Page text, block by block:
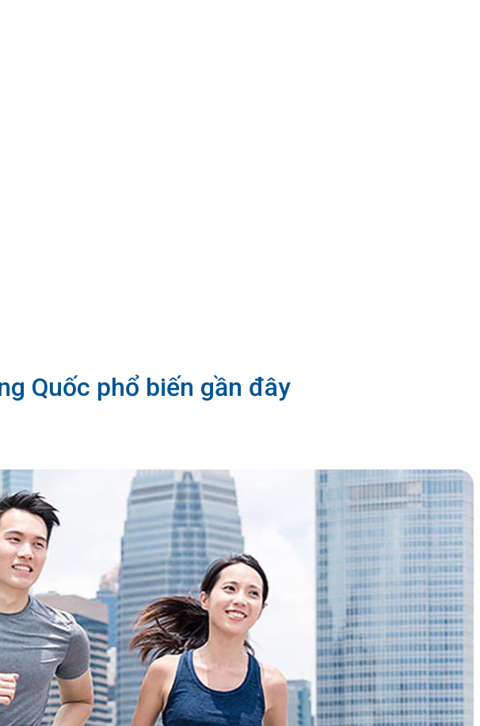
Quốc phổ biến gần đây